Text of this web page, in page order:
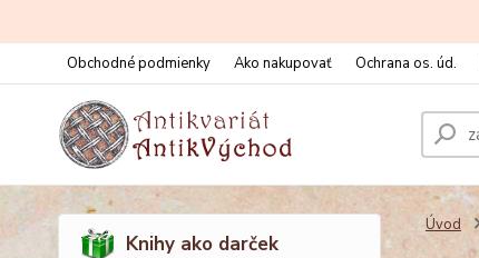
Obchodné podmienky Ako nakupovať Ochrana os. úd.
Knihy ako darček
Úvod